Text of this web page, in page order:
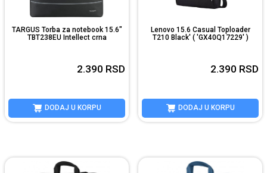
TARGUS Torba za notebook 15.6"
TBT238EU Intellect crna
2.390 RSD
DODAJ U KORPU
Lenovo 15.6 Casual Toploader
T210 Black' ( 'GX40Q17229' )
2.390 RSD
DODAJ U KORPU